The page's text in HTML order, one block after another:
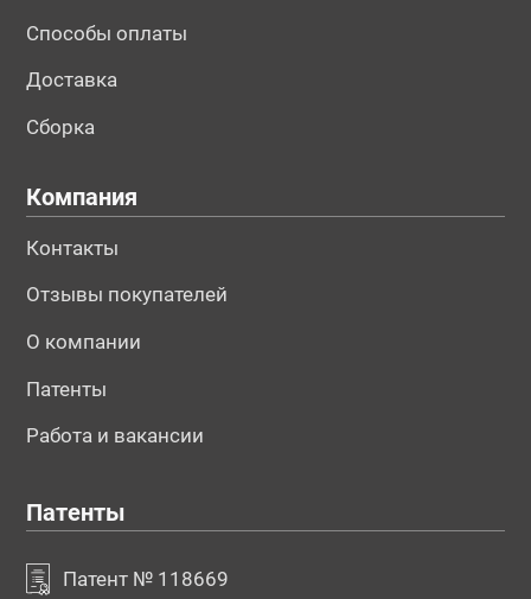
Способы оплаты
Доставка
Сборка
Компания
Контакты
Отзывы покупателей
О компании
Патенты
Работа и вакансии
Патенты
Патент № 118669